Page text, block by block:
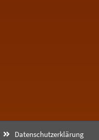
Datenschutzerklärung